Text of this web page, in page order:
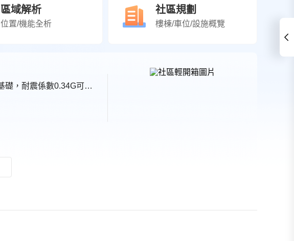
區域解析
位置/機能全析
社區規劃
樓棟/車位/設施概覽
2. 社區規劃：社區為純住宅規劃，住戶出入單純，標準層樓高3.4米；建築結構採筏式基礎，耐震係數0.34G可承受高達六級地震。